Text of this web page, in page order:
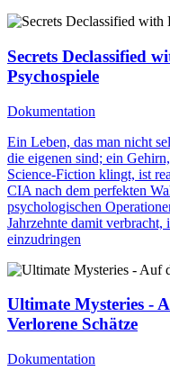
Secrets Declassified
Psychospiele
Dokumentation
Ein Leben, das man nicht
die eigenen sind; ein
Science-Fiction klingt, ist
CIA nach dem perfekten
psychologischen
Jahrzehnte damit
einzudringen
Ultimate Mysteries -
Verlorene Schätze
Dokumentation